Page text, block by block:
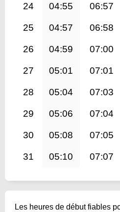
24 04:55 06:57
25 04:57 06:58
26 04:59 07:00
27 05:01 07:01
28 05:04 07:03
29 05:06 07:04
30 05:08 07:05
31 05:10 07:07
Les heures de début fiables